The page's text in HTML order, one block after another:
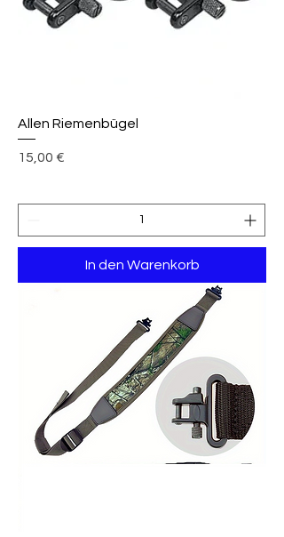
Allen Riemenbügel
Preis
15,00 €
In den Warenkorb